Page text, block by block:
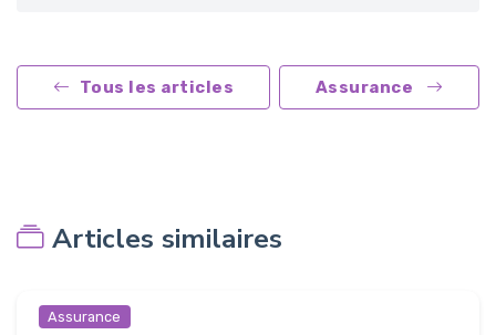
Tous les articles Assurance
Articles similaires
Assurance